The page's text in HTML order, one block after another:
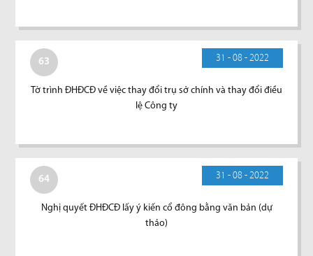
63 31 - 08 - 2022
Tờ trình ĐHĐCĐ về việc thay đổi trụ sở chính và thay đổi điều
lệ Công ty
64 31 - 08 - 2022
Nghị quyết ĐHĐCĐ lấy ý kiến cổ đông bằng văn bản (dự
thảo)